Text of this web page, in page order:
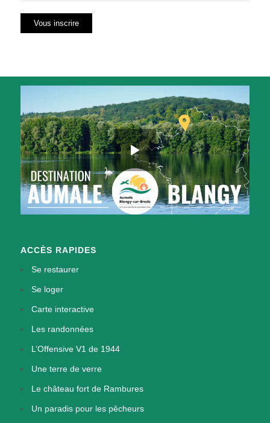
ACCÈS RAPIDES
Se restaurer
Se loger
Carte interactive
Les randonnées
L’Offensive V1 de 1944
Une terre de verre
Le château fort de Rambures
Un paradis pour les pêcheurs